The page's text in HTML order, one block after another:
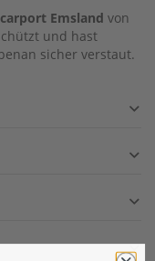
Emsland von
und hast
sicher verstaut.